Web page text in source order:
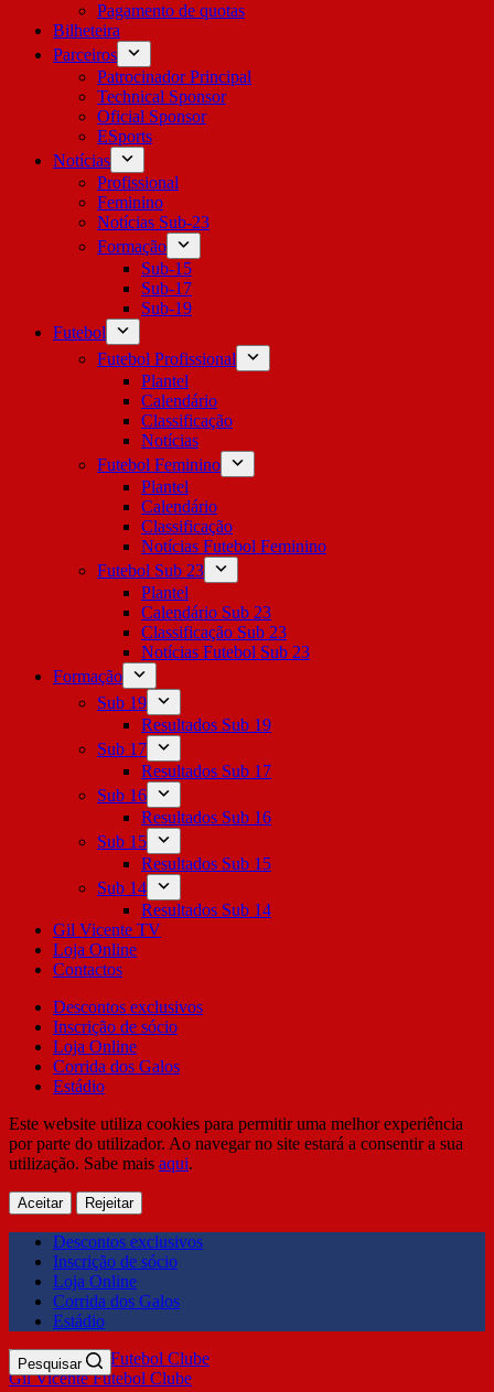
Pagamento de quotas
Bilheteira
Parceiros
Patrocinador Principal
Technical Sponsor
Oficial Sponsor
ESports
Notícias
Profissional
Feminino
Notícias Sub-23
Formação
Sub-15
Sub-17
Sub-19
Futebol
Futebol Profissional
Plantel
Calendário
Classificação
Notícias
Futebol Feminino
Plantel
Calendário
Classificação
Notícias Futebol Feminino
Futebol Sub 23
Plantel
Calendário Sub 23
Classificação Sub 23
Notícias Futebol Sub 23
Formação
Sub 19
Resultados Sub 19
Sub 17
Resultados Sub 17
Sub 16
Resultados Sub 16
Sub 15
Resultados Sub 15
Sub 14
Resultados Sub 14
Gil Vicente TV
Loja Online
Contactos
Descontos exclusivos
Inscrição de sócio
Loja Online
Corrida dos Galos
Estádio
Este website utiliza cookies para permitir uma melhor experiência
por parte do utilizador. Ao navegar no site estará a consentir a sua
utilização. Sabe mais aqui.
Aceitar Rejeitar
Descontos exclusivos
Inscrição de sócio
Loja Online
Corrida dos Galos
Estádio
Gil Vicente Futebol Clube
Pesquisar